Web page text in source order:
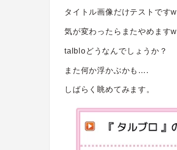
タイトル画像だけテストですw
気が変わったらまたやめますw
talbloどうなんでしょうか？
また何か浮かぶかも….
しばらく眺めてみます。